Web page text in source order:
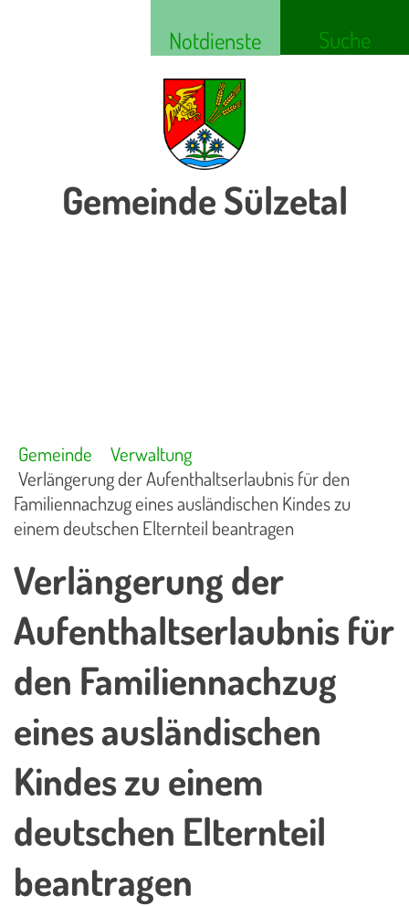
Notdienste Suche
Gemeinde Sülzetal
Gemeinde
Verwaltung
Verlängerung der Aufenthaltserlaubnis für den
Familiennachzug eines ausländischen Kindes zu
einem deutschen Elternteil beantragen
Verlängerung der
Aufenthaltserlaubnis für
den Familiennachzug
eines ausländischen
Kindes zu einem
deutschen Elternteil
beantragen